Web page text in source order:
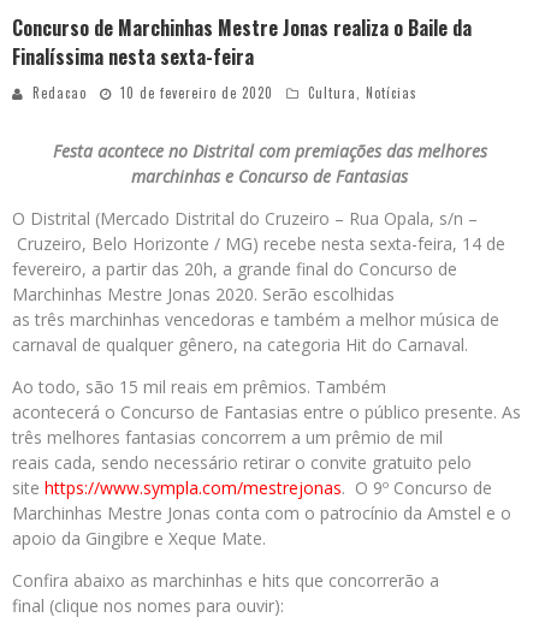
Concurso de Marchinhas Mestre Jonas realiza o Baile da
Finalíssima nesta sexta-feira
Redacao 10 de fevereiro de 2020 Cultura, Notícias
Festa acontece no Distrital com premiações das melhores
marchinhas e Concurso de Fantasias
O Distrital (Mercado Distrital do Cruzeiro – Rua Opala, s/n –
Cruzeiro, Belo Horizonte / MG) recebe nesta sexta-feira, 14 de
fevereiro, a partir das 20h, a grande final do Concurso de
Marchinhas Mestre Jonas 2020. Serão escolhidas
as três marchinhas vencedoras e também a melhor música de
carnaval de qualquer gênero, na categoria Hit do Carnaval.
Ao todo, são 15 mil reais em prêmios. Também
acontecerá o Concurso de Fantasias entre o público presente. As
três melhores fantasias concorrem a um prêmio de mil
reais cada, sendo necessário retirar o convite gratuito pelo
site https://www.sympla.com/mestrejonas. O 9º Concurso de
Marchinhas Mestre Jonas conta com o patrocínio da Amstel e o
apoio da Gingibre e Xeque Mate.
Confira abaixo as marchinhas e hits que concorrerão a
final (clique nos nomes para ouvir):